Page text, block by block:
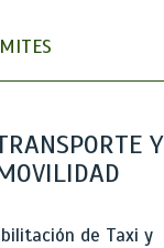
Y
de Taxi y